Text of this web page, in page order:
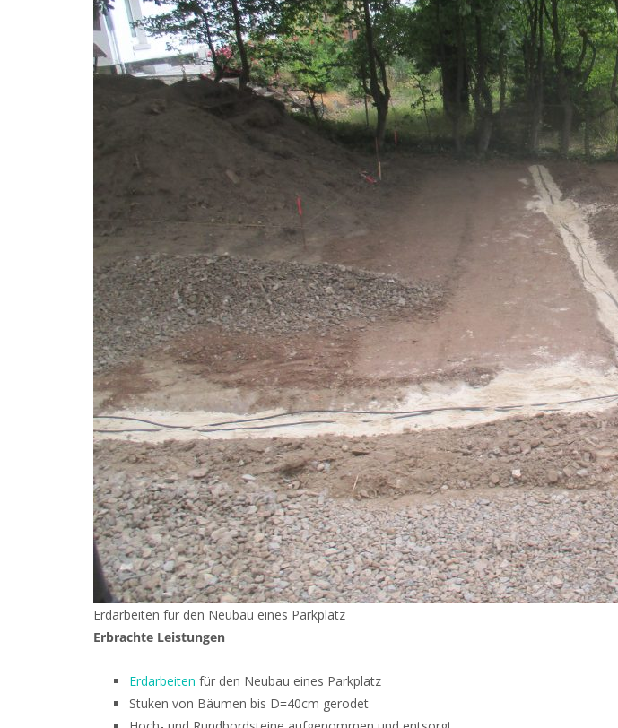
Erdarbeiten für den Neubau eines Parkplatz
Erbrachte Leistungen
Erdarbeiten für den Neubau eines Parkplatz
Stuken von Bäumen bis D=40cm gerodet